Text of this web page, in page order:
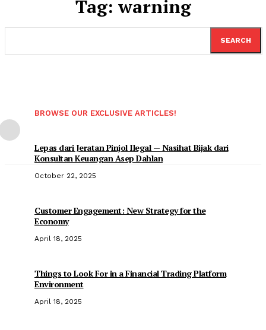
Tag: warning
SEARCH
BROWSE OUR EXCLUSIVE ARTICLES!
Lepas dari Jeratan Pinjol Ilegal — Nasihat Bijak dari
Konsultan Keuangan Asep Dahlan
October 22, 2025
Customer Engagement: New Strategy for the
Economy
April 18, 2025
Things to Look For in a Financial Trading Platform
Environment
April 18, 2025